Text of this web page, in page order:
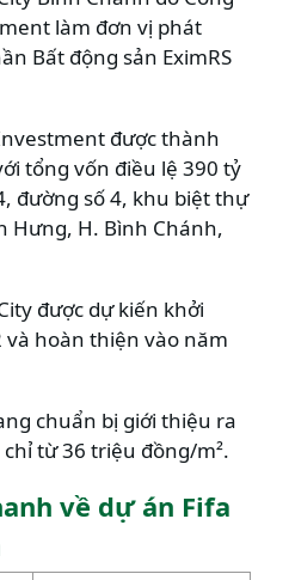
làm đơn vị phát
Bất động sản EximRS
được thành
tổng vốn điều lệ 390 tỷ
đường số 4, khu biệt thự
Hưng, H. Bình Chánh,
được dự kiến khởi
và hoàn thiện vào năm
chuẩn bị giới thiệu ra
từ 36 triệu đồng/m².
về dự án Fifa